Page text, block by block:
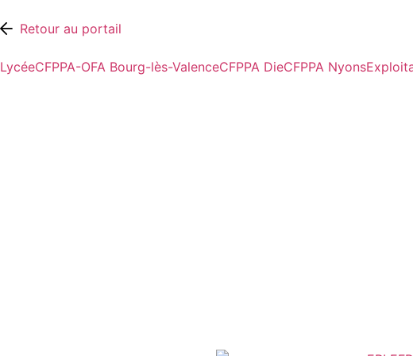
Retour au portail
LycéeCFPPA-OFA Bourg-lès-ValenceCFPPA DieCFPPA Nyons